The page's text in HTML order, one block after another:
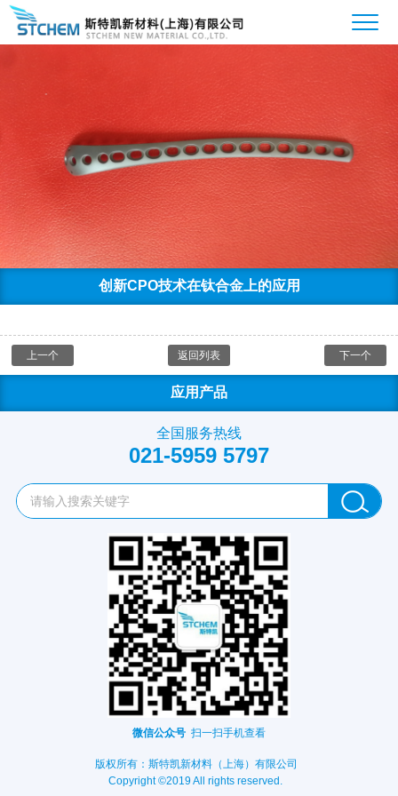
创新CPO技术在钛合金上的应用
上一个 下一个
返回列表
应用产品
全国服务热线
021-5959 5797
微信公众号 扫一扫手机查看
版权所有：斯特凯新材料（上海）有限公司
Copyright ©2019 All rights reserved.